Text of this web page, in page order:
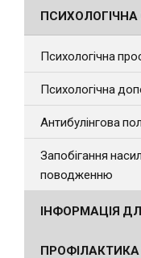
Психологічна
Психологічна
Антибулінгова
Запобігання
поводженню
ІНФОРМАЦІЯ